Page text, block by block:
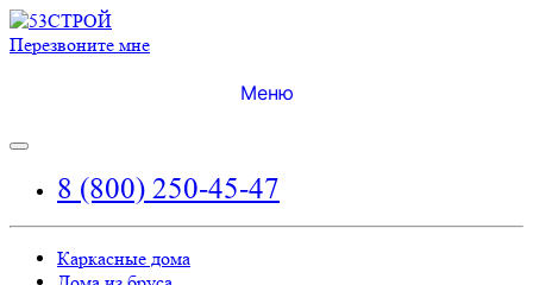
Перезвоните мне
Меню
8 (800) 250-45-47
Каркасные дома